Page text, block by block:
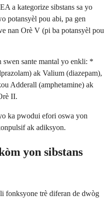
a kategorize sibstans sa yo
potansyèl pou abi, pa gen
nan Orè V (pi ba potansyèl pou
sante mantal yo enkli: *
ak Valium (diazepam),
Adderall (amphetamine) ak
II.
ka pwodui efori oswa yon
ak adiksyon.
yon sibstans
fonksyone trè diferan de dwòg